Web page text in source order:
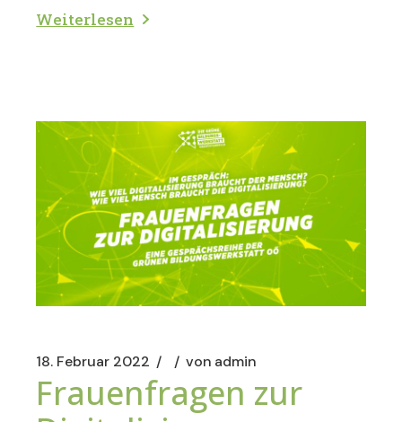
Weiterlesen
18. Februar 2022 von admin
Frauenfragen zur